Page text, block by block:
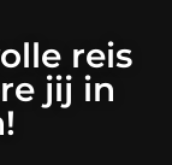
reis
jij in